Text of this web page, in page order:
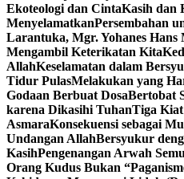
Ekoteologi dan CintaKasih dan
MenyelamatkanPersembahan
Larantuka, Mgr. Yohanes Hans
Mengambil Keterikatan Kita
AllahKeselamatan dalam
Tidur PulasMelakukan yang
Godaan Berbuat DosaBertobat
karena Dikasihi TuhanTiga Kiat
AsmaraKonsekuensi sebagai
Undangan AllahBersyukur
KasihPengenangan Arwah
Orang Kudus Bukan